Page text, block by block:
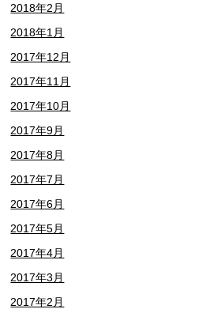
2018年2月
2018年1月
2017年12月
2017年11月
2017年10月
2017年9月
2017年8月
2017年7月
2017年6月
2017年5月
2017年4月
2017年3月
2017年2月